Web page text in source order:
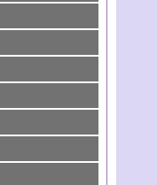
進歩
触媒
おける触媒作用の
おける触媒作用の
おける触媒作用の
/触媒利用の新しい
ルでのアプローチ
究方法
究方法
ス